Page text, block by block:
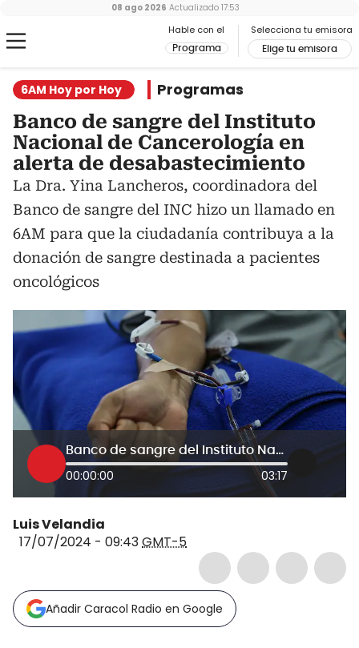
Hable con el
Programa
Selecciona tu emisora
Elige tu emisora
08 ago 2026 Actualizado 17:53
6AM Hoy por Hoy Programas
Banco de sangre del Instituto
Nacional de Cancerología en
alerta de desabastecimiento
La Dra. Yina Lancheros, coordinadora del
Banco de sangre del INC hizo un llamado en
6AM para que la ciudadanía contribuya a la
donación de sangre destinada a pacientes
oncológicos
Banco de sangre del Instituto Nacional de Cancerología en alerta de desabastecimiento
00:00:00 03:17
Luis Velandia
17/07/2024 - 09:43GMT-5
Añadir Caracol Radio en Google